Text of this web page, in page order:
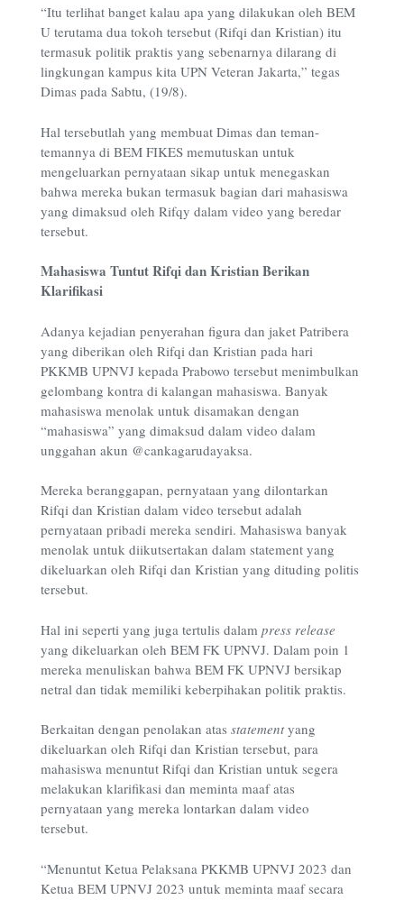
“Itu terlihat banget kalau apa yang dilakukan oleh BEM
U terutama dua tokoh tersebut (Rifqi dan Kristian) itu
termasuk politik praktis yang sebenarnya dilarang di
lingkungan kampus kita UPN Veteran Jakarta,” tegas
Dimas pada Sabtu, (19/8).
Hal tersebutlah yang membuat Dimas dan teman-
temannya di BEM FIKES memutuskan untuk
mengeluarkan pernyataan sikap untuk menegaskan
bahwa mereka bukan termasuk bagian dari mahasiswa
yang dimaksud oleh Rifqy dalam video yang beredar
tersebut.
Mahasiswa Tuntut Rifqi dan Kristian Berikan
Klarifikasi
Adanya kejadian penyerahan figura dan jaket Patribera
yang diberikan oleh Rifqi dan Kristian pada hari
PKKMB UPNVJ kepada Prabowo tersebut menimbulkan
gelombang kontra di kalangan mahasiswa. Banyak
mahasiswa menolak untuk disamakan dengan
“mahasiswa” yang dimaksud dalam video dalam
unggahan akun @cankagarudayaksa.
Mereka beranggapan, pernyataan yang dilontarkan
Rifqi dan Kristian dalam video tersebut adalah
pernyataan pribadi mereka sendiri. Mahasiswa banyak
menolak untuk diikutsertakan dalam statement yang
dikeluarkan oleh Rifqi dan Kristian yang dituding politis
tersebut.
Hal ini seperti yang juga tertulis dalam press release
yang dikeluarkan oleh BEM FK UPNVJ. Dalam poin 1
mereka menuliskan bahwa BEM FK UPNVJ bersikap
netral dan tidak memiliki keberpihakan politik praktis.
Berkaitan dengan penolakan atas statementyang
dikeluarkan oleh Rifqi dan Kristian tersebut, para
mahasiswa menuntut Rifqi dan Kristian untuk segera
melakukan klarifikasi dan meminta maaf atas
pernyataan yang mereka lontarkan dalam video
tersebut.
“Menuntut Ketua Pelaksana PKKMB UPNVJ 2023 dan
Ketua BEM UPNVJ 2023 untuk meminta maaf secara